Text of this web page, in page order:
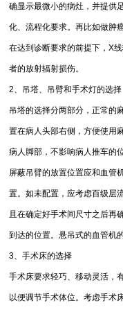
确显示最微小的病灶，并提供
化、流程化要求。再比如做肿
在达到诊断要求的前提下，X
者的放射辐射损伤。
2、吊塔、吊臂和手术灯的选择
吊塔的选择分两部分，正常的
置在病人头部右侧，方便使用
病人脚部，不影响病人推车的
屏蔽吊臂的放置位置应和血管
置。如未配置，应考虑百级层
且在确定好手术间尺寸之后再
到达的位置。悬吊式的血管机
3、手术床的选择
手术床要求轻巧、移动灵活，
以便调节手术体位。考虑手术